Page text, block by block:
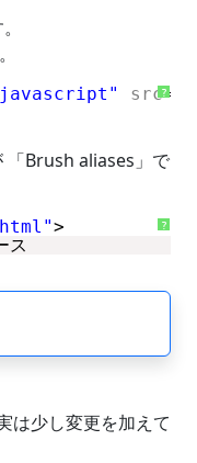
?
src=
Brush aliases」で
?
ス
は少し変更を加えて